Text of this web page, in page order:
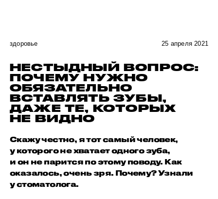
здоровье 25 апреля 2021
НЕСТЫДНЫЙ ВОПРОС:
ПОЧЕМУ НУЖНО
ОБЯЗАТЕЛЬНО
ВСТАВЛЯТЬ ЗУБЫ,
ДАЖЕ ТЕ, КОТОРЫХ
НЕ ВИДНО
Скажу честно, я тот самый человек,
у которого не хватает одного зуба,
и он не парится по этому поводу. Как
оказалось, очень зря. Почему? Узнали
у стоматолога.